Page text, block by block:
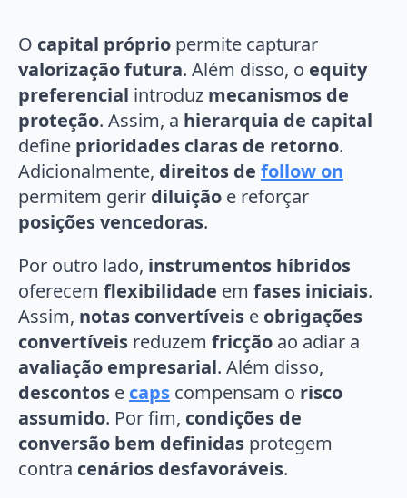
O capital próprio permite capturar
valorização futura. Além disso, o equity
preferencial introduz mecanismos de
proteção. Assim, a hierarquia de capital
define prioridades claras de retorno.
Adicionalmente, direitos de follow on
permitem gerir diluição e reforçar
posições vencedoras.
Por outro lado, instrumentos híbridos
oferecem flexibilidade em fases iniciais.
Assim, notas convertíveis e obrigações
convertíveis reduzem fricção ao adiar a
avaliação empresarial. Além disso,
descontos e caps compensam o risco
assumido. Por fim, condições de
conversão bem definidas protegem
contra cenários desfavoráveis.